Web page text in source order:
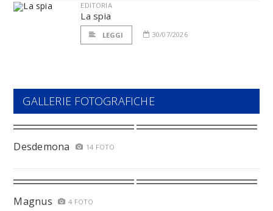
EDITORIA
La spia
LEGGI 30/07/2026
GALLERIE FOTOGRAFICHE
Desdemona 14 FOTO
Magnus 4 FOTO